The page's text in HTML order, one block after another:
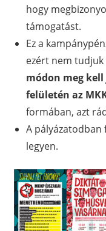
hogy
támogatást.
Ez a
ezért nem
módon meg
felületén az
formában, azt
A pályázatodban
legyen.